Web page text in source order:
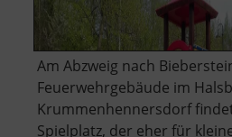
Am Abzweig nach
Feuerwehrgebäude im
Krummenhennersdorf
Spielplatz, der eher für